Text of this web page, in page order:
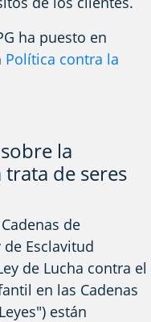
ha puesto en
Política contra la
la
de seres
de
Esclavitud
de Lucha contra el
en las Cadenas
están